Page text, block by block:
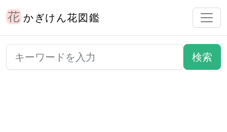
かぎけん花図鑑